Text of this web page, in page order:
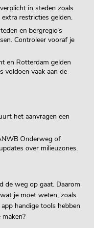
in steden zoals
restricties gelden.
en bergregio’s
Controleer vooraf je
en Rotterdam gelden
voldoen vaak aan de
het aanvragen een
Onderweg of
over milieuzones.
de weg op gaat. Daarom
je moet weten, zoals
handige tools hebben